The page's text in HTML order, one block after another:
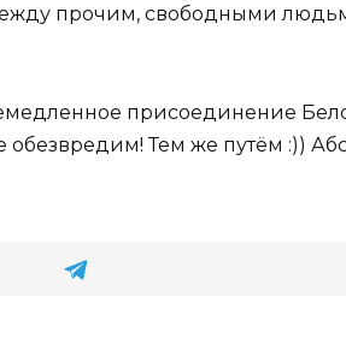
прочим, свободными
присоединение
обезвредим! Тем же путём :))